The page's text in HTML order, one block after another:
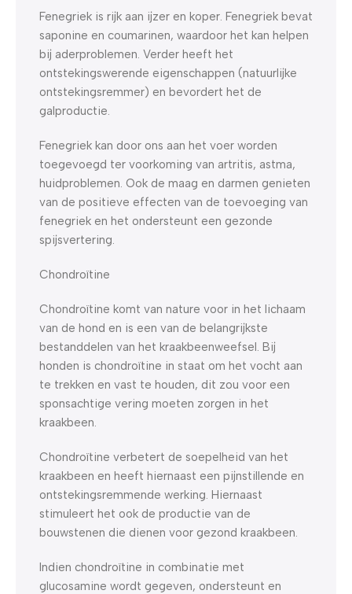
Fenegriek is rijk aan ijzer en koper. Fenegriek bevat
saponine en coumarinen, waardoor het kan helpen
bij aderproblemen. Verder heeft het
ontstekingswerende eigenschappen (natuurlijke
ontstekingsremmer) en bevordert het de
galproductie.
Fenegriek kan door ons aan het voer worden
toegevoegd ter voorkoming van artritis, astma,
huidproblemen. Ook de maag en darmen genieten
van de positieve effecten van de toevoeging van
fenegriek en het ondersteunt een gezonde
spijsvertering.
Chondroïtine
Chondroïtine komt van nature voor in het lichaam
van de hond en is een van de belangrijkste
bestanddelen van het kraakbeenweefsel. Bij
honden is chondroïtine in staat om het vocht aan
te trekken en vast te houden, dit zou voor een
sponsachtige vering moeten zorgen in het
kraakbeen.
Chondroïtine verbetert de soepelheid van het
kraakbeen en heeft hiernaast een pijnstillende en
ontstekingsremmende werking. Hiernaast
stimuleert het ook de productie van de
bouwstenen die dienen voor gezond kraakbeen.
Indien chondroïtine in combinatie met
glucosamine wordt gegeven, ondersteunt en